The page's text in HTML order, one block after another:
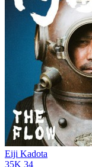
Eiji Kadota
35K 34